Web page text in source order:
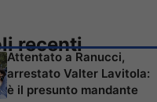
recenti
Attentato a Ranucci,
arrestato Valter Lavitola:
è il presunto mandante